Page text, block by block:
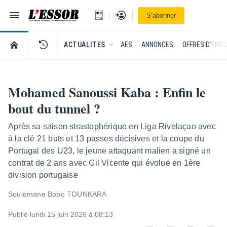
Navigation
L'Essor - retour à la une
Se connecterS’abonner
RETOUR À LA PAGE D’ACCUEIL DE L'ESSOR
ACTUALITES AES ANNONCES OFFRES
Mohamed Sanoussi Kaba : Enfin le
bout du tunnel ?
Après sa saison strastophérique en Liga Rivelaçao avec
à la clé 21 buts et 13 passes décisives et la coupe du
Portugal des U23, le jeune attaquant malien a signé un
contrat de 2 ans avec Gil Vicente qui évolue en 1ère
division portugaise
Soulemane Bobo TOUNKARA
Publié lundi 15 juin 2026 à 08:13